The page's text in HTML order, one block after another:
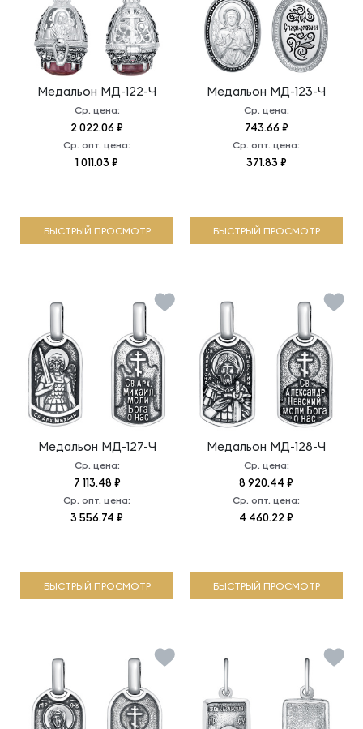
Медальон МД-122-Ч
Ср. цена:
2 022.06 ₽
Ср. опт. цена:
1 011.03 ₽
БЫСТРЫЙ ПРОСМОТР
Медальон МД-123-Ч
Ср. цена:
743.66 ₽
Ср. опт. цена:
371.83 ₽
БЫСТРЫЙ ПРОСМОТР
Медальон МД-127-Ч
Ср. цена:
7 113.48 ₽
Ср. опт. цена:
3 556.74 ₽
БЫСТРЫЙ ПРОСМОТР
Медальон МД-128-Ч
Ср. цена:
8 920.44 ₽
Ср. опт. цена:
4 460.22 ₽
БЫСТРЫЙ ПРОСМОТР